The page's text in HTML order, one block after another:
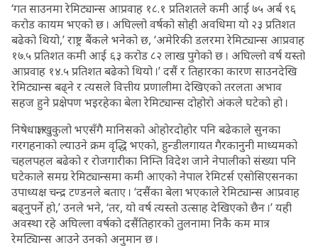
‘गत साउनमा रेमिट्यान्स आप्रवाह १८.१ प्रतिशतले कमी आई ७५ अर्ब ९६
करोड कायम भएको छ । अघिल्लो वर्षको सोही अवधिमा यो २३ प्रतिशत
बढेको थियो,’ राष्ट्र बैंकले भनेको छ, ‘अमेरिकी डलरमा रेमिट्यान्स आप्रवाह
१७.५ प्रतिशत कमी आई ६३ करोड ८२ लाख पुगेको छ । अघिल्लो वर्ष यस्तो
आप्रवाह १४.५ प्रतिशत बढेको थियो ।’ दसैं र तिहारका कारण साउनदेखि
रेमिट्यान्स बढ्ने र त्यसले वित्तीय प्रणालीमा देखिएको तरलता अभाव
सहज हुने प्रक्षेपण भइरहेका बेला रेमिट्यान्स दोहोरो अंकले घटेको हो ।
निषेधाज्ञा खुकुलो भएसँगै मानिसको ओहोरदोहोर पनि बढेकाले सुनका
गरगहनाको ल्याउने क्रम वृद्धि भएको, हुन्डीलगायत गैरकानुनी माध्यमको
चहलपहल बढेको र रोजगारीका निम्ति विदेश जाने नेपालीको संख्या पनि
घटेकाले समग्र रेमिट्यान्समा कमी आएको नेपाल रेमिटर्स एसोसिएसनका
उपाध्यक्ष चन्द्र टण्डनले बताए । ‘दसैंका बेला भएकाले रेमिट्यान्स आप्रवाह
बढ्नुपर्ने हो,’ उनले भने, ‘तर, यो वर्ष त्यस्तो उत्साह देखिएको छैन ।’ यही
अवस्था रहे अघिल्ला वर्षको दसैंतिहारको तुलनामा निकै कम मात्र
रेमट्यिान्स आउने उनको अनुमान छ ।